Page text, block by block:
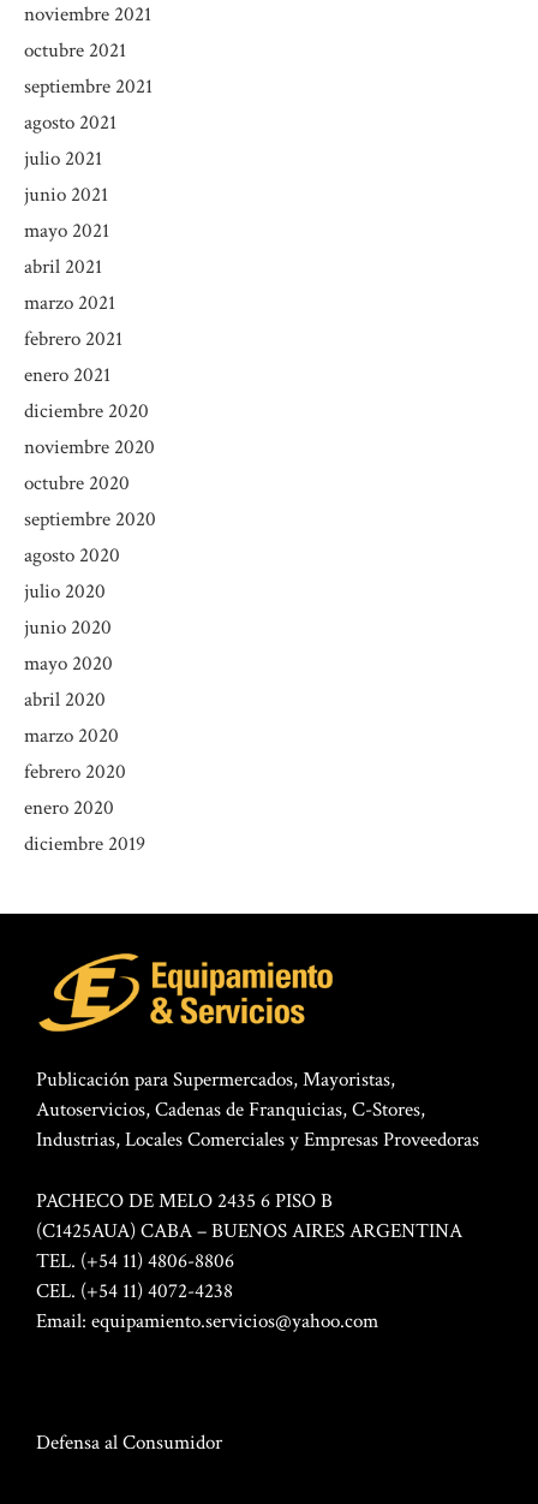
noviembre 2021
octubre 2021
septiembre 2021
agosto 2021
julio 2021
junio 2021
mayo 2021
abril 2021
marzo 2021
febrero 2021
enero 2021
diciembre 2020
noviembre 2020
octubre 2020
septiembre 2020
agosto 2020
julio 2020
junio 2020
mayo 2020
abril 2020
marzo 2020
febrero 2020
enero 2020
diciembre 2019
Publicación para Supermercados, Mayoristas,
Autoservicios, Cadenas de Franquicias, C-Stores,
Industrias, Locales Comerciales y Empresas Proveedoras
PACHECO DE MELO 2435 6 PISO B
(C1425AUA) CABA – BUENOS AIRES ARGENTINA
TEL. (+54 11) 4806-8806
CEL. (+54 11) 4072-4238
Email: equipamiento.servicios@yahoo.com
Defensa al Consumidor